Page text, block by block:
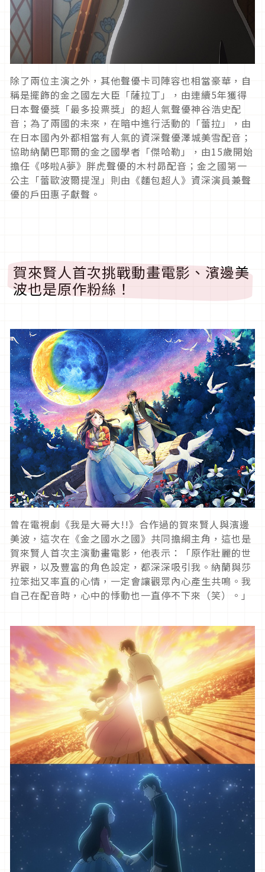
除了兩位主演之外，其他聲優卡司陣容也相當豪華，自
稱是擺飾的金之國左大臣「薩拉丁」，由連續5年獲得
日本聲優獎「最多投票獎」的超人氣聲優神谷浩史配
音；為了兩國的未來，在暗中進行活動的「蕾拉」，由
在日本國內外都相當有人氣的資深聲優澤城美雪配音；
協助納蘭巴耶爾的金之國學者「傑哈勒」，由15歲開始
擔任《哆啦A夢》胖虎聲優的木村昴配音；金之國第一
公主「蕾歐波爾提涅」則由《麵包超人》資深演員兼聲
優的戶田惠子獻聲。
賀來賢人首次挑戰動畫電影、濱邊美
波也是原作粉絲！
曾在電視劇《我是大哥大!!》合作過的賀來賢人與濱邊
美波，這次在《金之國水之國》共同擔綱主角，這也是
賀來賢人首次主演動畫電影，他表示：「原作壯麗的世
界觀，以及豐富的角色設定，都深深吸引我。納蘭與莎
拉笨拙又率直的心情，一定會讓觀眾內心產生共鳴。我
自己在配音時，心中的悸動也一直停不下來（笑）。」